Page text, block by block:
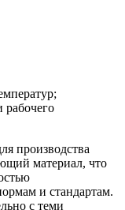
рабочего
производства
материал, что
и стандартам.
с теми